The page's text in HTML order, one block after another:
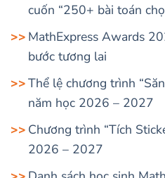
cuốn “250+ bài toán
MathExpress Awards
bước tương lai
Thể lệ chương trình
năm học 2026 – 2027
Chương trình “Tích
2026 – 2027